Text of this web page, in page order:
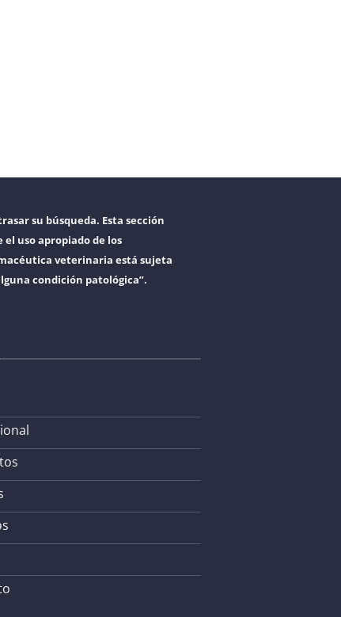
su búsqueda. Esta sección
uso apropiado de los
veterinaria está sujeta
condición patológica”.